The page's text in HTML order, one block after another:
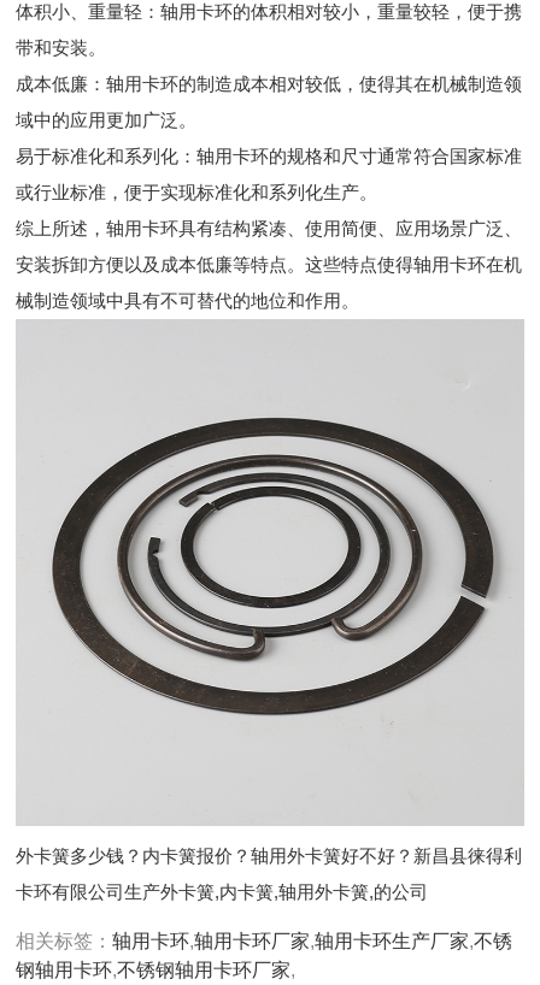
体积小、重量轻：轴用卡环的体积相对较小，重量较轻，便于携
带和安装。
成本低廉：轴用卡环的制造成本相对较低，使得其在机械制造领
域中的应用更加广泛。
易于标准化和系列化：轴用卡环的规格和尺寸通常符合国家标准
或行业标准，便于实现标准化和系列化生产。
综上所述，轴用卡环具有结构紧凑、使用简便、应用场景广泛、
安装拆卸方便以及成本低廉等特点。这些特点使得轴用卡环在机
械制造领域中具有不可替代的地位和作用。
外卡簧多少钱？内卡簧报价？轴用外卡簧好不好？新昌县徕得利
卡环有限公司生产外卡簧,内卡簧,轴用外卡簧,的公司
相关标签：轴用卡环,轴用卡环厂家,轴用卡环生产厂家,不锈
钢轴用卡环,不锈钢轴用卡环厂家,